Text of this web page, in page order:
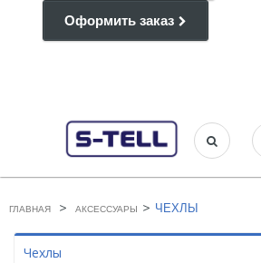
Оформить заказ
ГЛАВНАЯ > АКСЕССУАРЫ > ЧЕХЛЫ
Чехлы